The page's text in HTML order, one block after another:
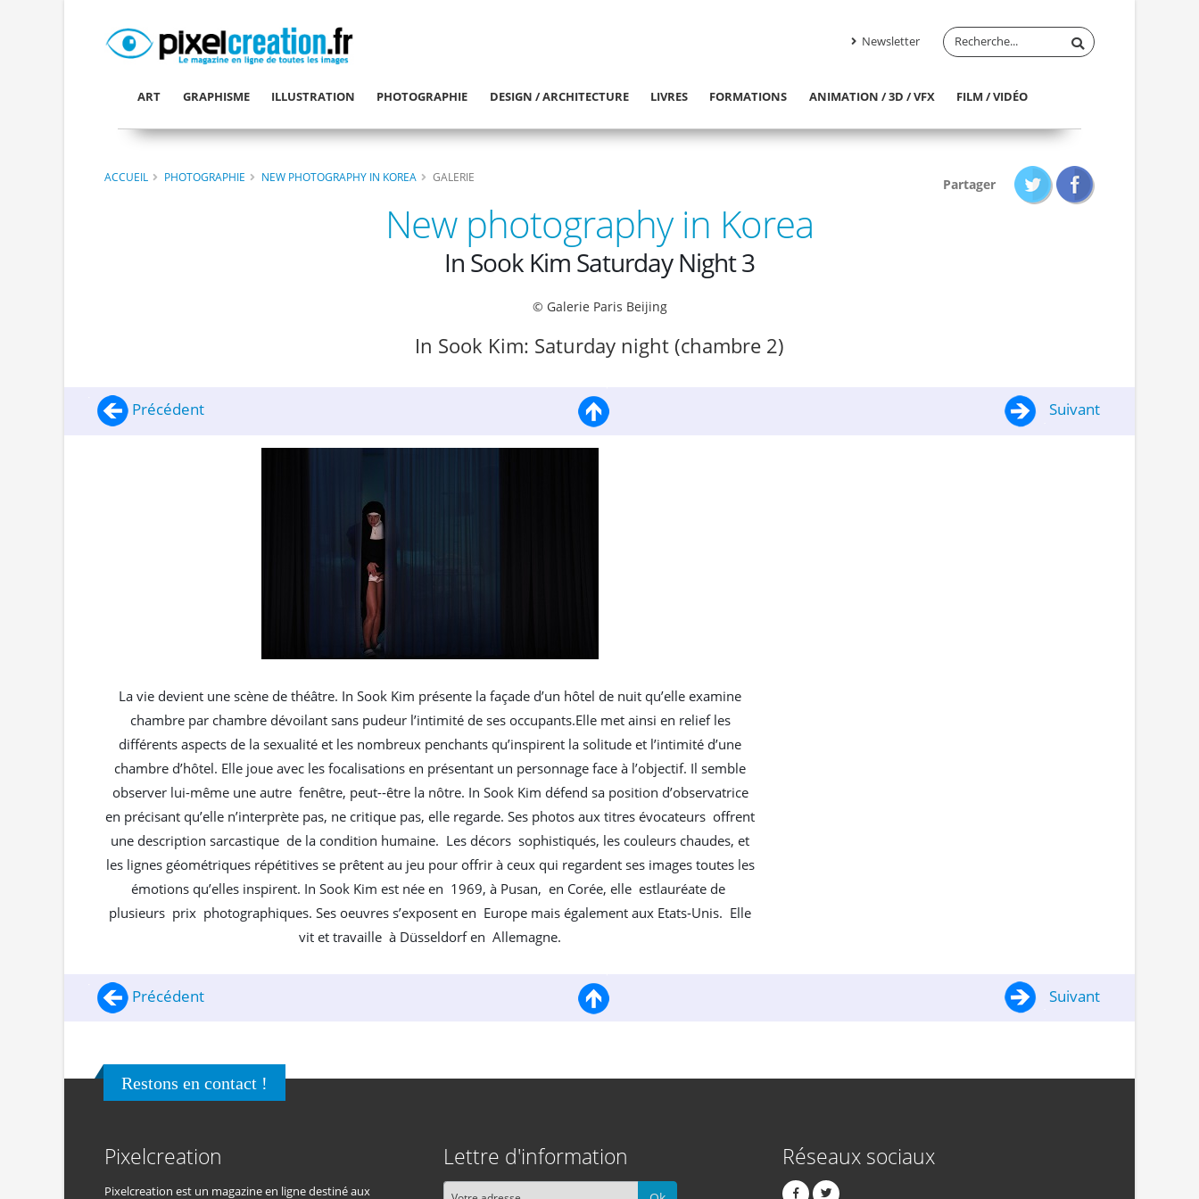
Newsletter
ART GRAPHISME ILLUSTRATION PHOTOGRAPHIE DESIGN / ARCHITECTURE LIVRES FORMATIONS ANIMATION / 3D / VFX FILM / VIDÉO
ACCUEIL PHOTOGRAPHIE NEW PHOTOGRAPHY IN KOREA GALERIE Partager
New photography in Korea
In Sook Kim Saturday Night 3
© Galerie Paris Beijing
In Sook Kim: Saturday night (chambre 2)
Précédent Suivant
La vie devient une scène de théâtre. In Sook Kim présente la façade d’un hôtel de nuit qu’elle examine
chambre par chambre dévoilant sans pudeur l’intimité de ses occupants.Elle met ainsi en relief les
différents aspects de la sexualité et les nombreux penchants qu’inspirent la solitude et l’intimité d’une
chambre d’hôtel. Elle joue avec les focalisations en présentant un personnage face à l’objectif. Il semble
observer lui-même une autre fenêtre, peut-­‐être la nôtre. In Sook Kim défend sa position d’observatrice
en précisant qu’elle n’interprète pas, ne critique pas, elle regarde. Ses photos aux titres évocateurs offrent
une description sarcastique de la condition humaine. Les décors sophistiqués, les couleurs chaudes, et
les lignes géométriques répétitives se prêtent au jeu pour offrir à ceux qui regardent ses images toutes les
émotions qu’elles inspirent. In Sook Kim est née en 1969, à Pusan, en Corée, elle estlauréate de
plusieurs prix photographiques. Ses oeuvres s’exposent en Europe mais également aux Etats‐Unis. Elle
vit et travaille à Düsseldorf en Allemagne.
Précédent Suivant
Restons en contact !
Pixelcreation
Pixelcreation est un magazine en ligne destiné aux
Lettre d'information Réseaux sociaux